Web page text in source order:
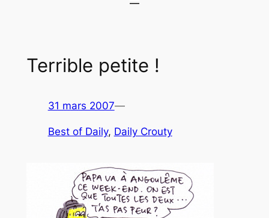
Terrible petite !
31 mars 2007—
Best of Daily, Daily Crouty